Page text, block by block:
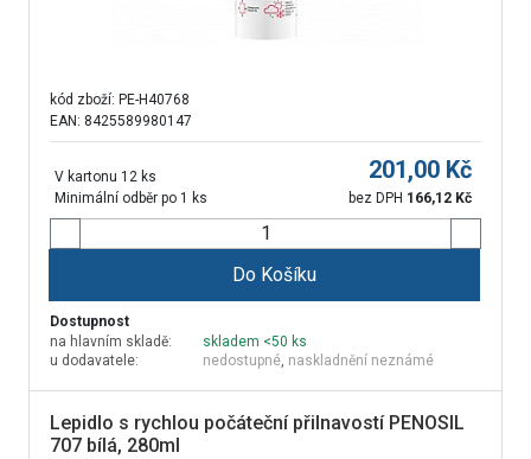
kód zboží: PE-H40768
EAN: 8425589980147
V kartonu 12 ks
Minimální odběr po 1 ks
201,00 Kč
bez DPH 166,12 Kč
Do Košíku
Dostupnost
na hlavním skladě:
skladem <50 ks
u dodavatele:
nedostupné, naskladnění neznámé
Lepidlo s rychlou počáteční přilnavostí PENOSIL
707 bílá, 280ml